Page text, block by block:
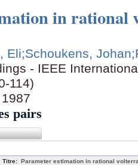
in rational
Eli;Schoukens, Johan
- IEEE
114)
pairs
Titre: Parameter estimation in rational